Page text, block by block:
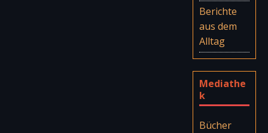
Berichte
aus dem
Alltag
Mediathe
k
Bücher